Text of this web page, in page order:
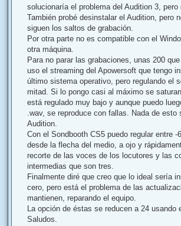
solucionaría el problema del Audition 3, pero
También probé desinstalar el Audition, pero
siguen los saltos de grabación.
Por otra parte no es compatible con el
otra máquina.
Para no parar las grabaciones, unas 200
uso el streaming del Apowersoft que tengo
último sistema operativo, pero regulando el
mitad. Si lo pongo casi al máximo se
está regulado muy bajo y aunque puedo
.wav, se reproduce con fallas. Nada de esto
Audition.
Con el Sondbooth CS5 puedo regular entre -
desde la flecha del medio, a ojo y
recorte de las voces de los locutores y las
intermedias que son tres.
Finalmente diré que creo que lo ideal sería
cero, pero está el problema de las
mantienen, reparando el equipo.
La opción de éstas se reducen a 24 usando
Saludos.